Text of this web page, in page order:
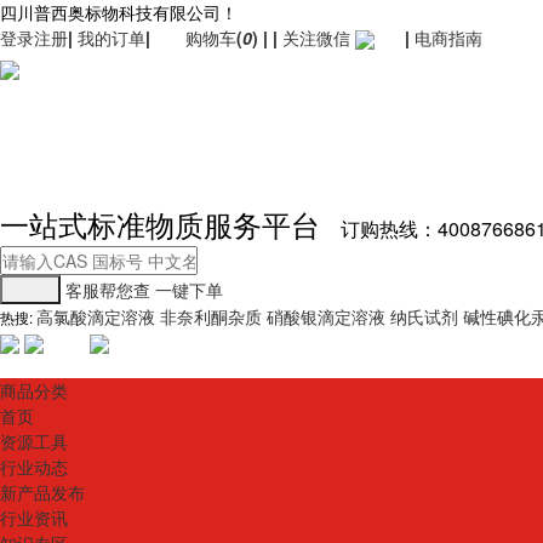
四川普西奥标物科技有限公司！
登录注册| 我的订单| 购物车(0) | | 关注微信 | 电商指南
一站式标准物质服务平台 订购热线：4008766861
客服帮您查 一键下单
热搜:高氯酸滴定溶液 非奈利酮杂质 硝酸银滴定溶液 纳氏试剂 碱性碘化
商品分类
首页
资源工具
行业动态
新产品发布
行业资讯